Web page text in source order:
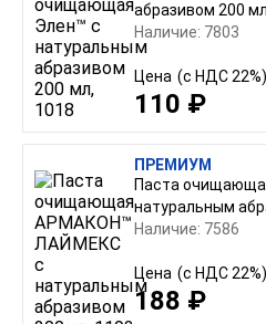
абразивом 200
Наличие: 7803
Цена (с НДС
110 ₽
ПРЕМИУМ
Паста
натуральным
Наличие: 7586
Цена (с НДС
188 ₽